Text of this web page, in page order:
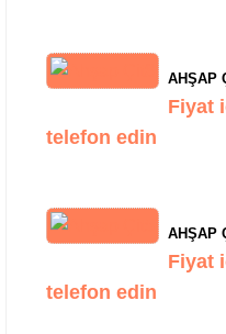
AHŞAP
Fiyat
telefon edin
AHŞAP
Fiyat
telefon edin